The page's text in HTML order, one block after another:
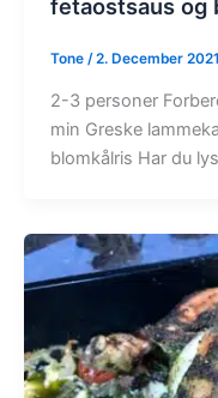
fetaostsaus og
Tone /2. December 2021
2-3 personer
min Greske
blomkålris Har du